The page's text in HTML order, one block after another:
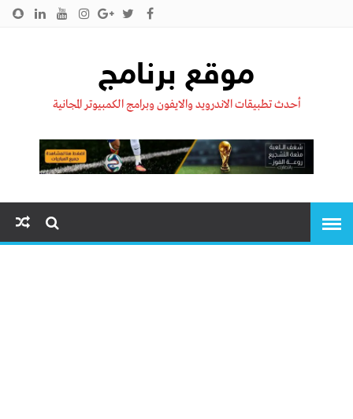
موقع برنامج
أحدث تطبيقات الاندرويد والايفون وبرامج الكمبيوتر المجانية